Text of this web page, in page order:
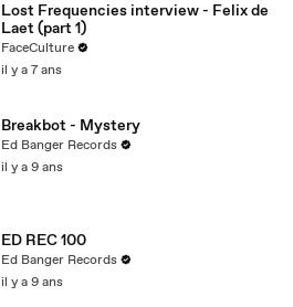
Lost Frequencies interview - Felix de
Laet (part 1)
FaceCulture
il y a 7 ans
Breakbot - Mystery
Ed Banger Records
il y a 9 ans
ED REC 100
Ed Banger Records
il y a 9 ans